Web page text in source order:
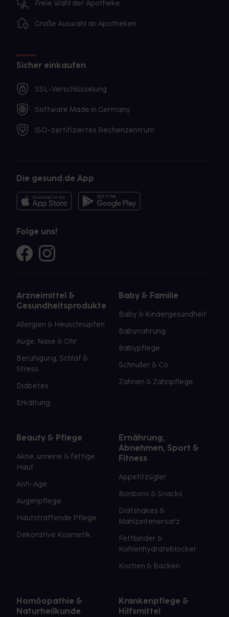
Freie Wahl der Apotheke
Große Auswahl an Apotheken
Sicher einkaufen
SSL-Verschlüsselung
Software Made in Germany
ISO-zertifiziertes Rechenzentrum
Die gesund.de App
Folge uns!
Arzneimittel &
Gesundheitsprodukte
Allergien & Heuschnupfen
Auge, Nase & Ohr
Beruhigung, Schlaf &
Stress
Diabetes
Erkältung
Baby & Familie
Baby & Kindergesundheit
Babynahrung
Babypflege
Schnuller & Co.
Zahnen & Zahnpflege
Beauty & Pflege
Akne, unreine & fettige
Haut
Anti-Age
Augenpflege
Hautstraffende Pflege
Dekorative Kosmetik
Ernährung,
Abnehmen, Sport &
Fitness
Appetitzügler
Bonbons & Snacks
Diätshakes &
Mahlzeitenersatz
Fettbinder &
Kohlenhydrateblocker
Kochen & Backen
Homöopathie &
Naturheilkunde
Krankenpflege &
Hilfsmittel